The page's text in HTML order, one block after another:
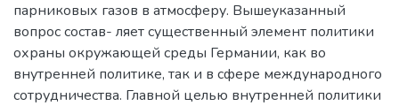
парниковых газов в атмосферу. Вышеуказанный
вопрос состав- ляет существенный элемент политики
охраны окружающей среды Германии, как во
внутренней политике, так и в сфере международного
сотрудничества. Главной целью внутренней политики